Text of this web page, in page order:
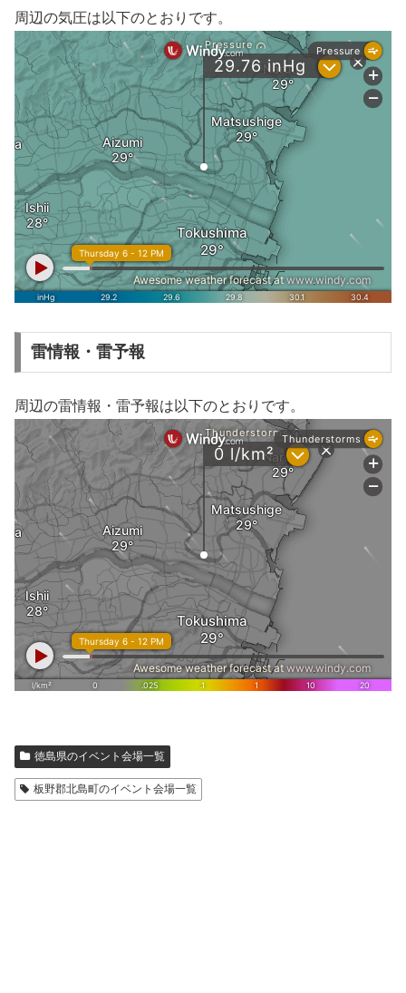
周辺の気圧は以下のとおりです。
雷情報・雷予報
周辺の雷情報・雷予報は以下のとおりです。
徳島県のイベント会場一覧
板野郡北島町のイベント会場一覧